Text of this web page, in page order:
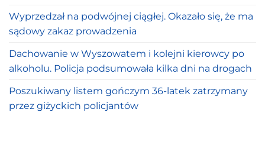
Wyprzedzał na podwójnej ciągłej. Okazało się, że ma
sądowy zakaz prowadzenia
Dachowanie w Wyszowatem i kolejni kierowcy po
alkoholu. Policja podsumowała kilka dni na drogach
Poszukiwany listem gończym 36-latek zatrzymany
przez giżyckich policjantów